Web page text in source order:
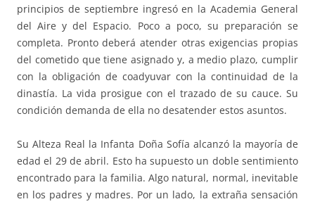
principios de septiembre ingresó en la Academia General
del Aire y del Espacio. Poco a poco, su preparación se
completa. Pronto deberá atender otras exigencias propias
del cometido que tiene asignado y, a medio plazo, cumplir
con la obligación de coadyuvar con la continuidad de la
dinastía. La vida prosigue con el trazado de su cauce. Su
condición demanda de ella no desatender estos asuntos.
Su Alteza Real la Infanta Doña Sofía alcanzó la mayoría de
edad el 29 de abril. Esto ha supuesto un doble sentimiento
encontrado para la familia. Algo natural, normal, inevitable
en los padres y madres. Por un lado, la extraña sensación